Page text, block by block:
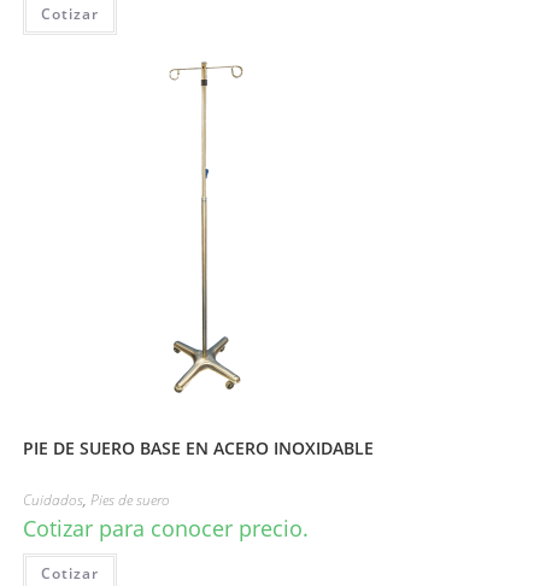
Cotizar
PIE DE SUERO BASE EN ACERO INOXIDABLE
Cuidados, Pies de suero
Cotizar para conocer precio.
Cotizar